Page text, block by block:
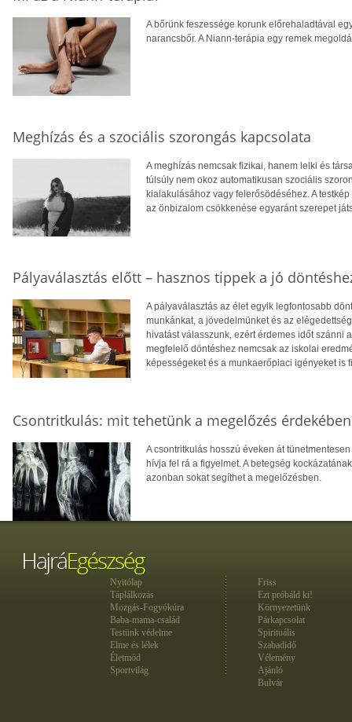
A bőrünk feszessége korunk előrehaladtával
narancsbőr. A Niann-terápia egy remek
Meghízás és a szociális szorongás kapcsolata
A meghízás nemcsak fizikai, hanem lelki és
túlsúly nem okoz automatikusan szociális
kialakulásához vagy felerősödéséhez. A
az önbizalom csökkenése egyaránt szerepet
Pályaválasztás előtt – hasznos tippek a jó
A pályaválasztás az élet egyik legfontosabb
munkánkat, a jövedelmünket és az
hivatást válasszunk, ezért érdemes időt szánni
megfelelő döntéshez nemcsak az iskolai
képességeket és a munkaerőpiaci igényeket is
Csontritkulás: mit tehetünk a megelőzés
A csontritkulás hosszú éveken át
hívja fel rá a figyelmet. A betegség
azonban sokat segíthet a megelőzésben.
Nyitólap
Táplálkozás
Mozgás-Fogyókúra
Baba-mama-család
Testünk védelme
Elme és lélek
Életmód
Sportvilág
Friss
Ezt próbáld ki!
Környezetünk
Párkapcsolat
Spirituális
Szabadidő
Vélemény
Ajánló
Bulvár